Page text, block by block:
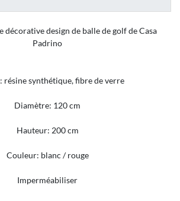
décorative design de balle de golf de Casa
Padrino
résine synthétique, fibre de verre
Diamètre: 120 cm
Hauteur: 200 cm
Couleur: blanc / rouge
Imperméabiliser